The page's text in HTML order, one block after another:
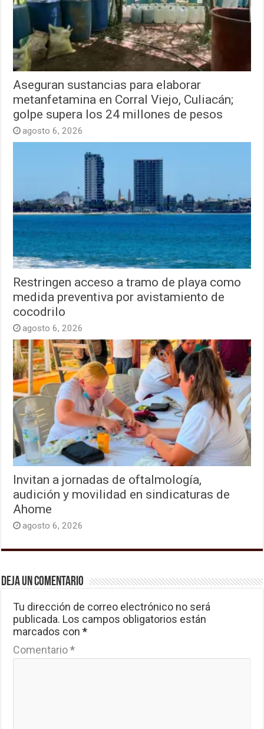
Aseguran sustancias para elaborar
metanfetamina en Corral Viejo, Culiacán;
golpe supera los 24 millones de pesos
agosto 6, 2026
Restringen acceso a tramo de playa como
medida preventiva por avistamiento de
cocodrilo
agosto 6, 2026
Invitan a jornadas de oftalmología,
audición y movilidad en sindicaturas de
Ahome
agosto 6, 2026
Deja un comentario
Tu dirección de correo electrónico no será
publicada. Los campos obligatorios están
marcados con*
Comentario*